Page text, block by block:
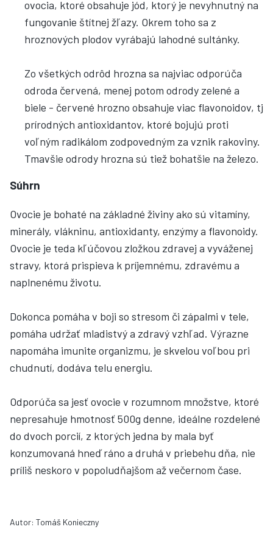
ovocia, ktoré obsahuje jód, ktorý je nevyhnutný na
fungovanie štítnej žľazy. Okrem toho sa z
hroznových plodov vyrábajú lahodné sultánky.
Zo všetkých odrôd hrozna sa najviac odporúča
odroda červená, menej potom odrody zelené a
biele - červené hrozno obsahuje viac flavonoidov, tj
prírodných antioxidantov, ktoré bojujú proti
voľným radikálom zodpovedným za vznik rakoviny.
Tmavšie odrody hrozna sú tiež bohatšie na železo.
Súhrn
Ovocie je bohaté na základné živiny ako sú vitamíny,
minerály, vlákninu, antioxidanty, enzýmy a flavonoidy.
Ovocie je teda kľúčovou zložkou zdravej a vyváženej
stravy, ktorá prispieva k príjemnému, zdravému a
naplnenému životu.
Dokonca pomáha v boji so stresom či zápalmi v tele,
pomáha udržať mladistvý a zdravý vzhľad. Výrazne
napomáha imunite organizmu, je skvelou voľbou pri
chudnutí, dodáva telu energiu.
Odporúča sa jesť ovocie v rozumnom množstve, ktoré
nepresahuje hmotnosť 500g denne, ideálne rozdelené
do dvoch porcií, z ktorých jedna by mala byť
konzumovaná hneď ráno a druhá v priebehu dňa, nie
príliš neskoro v popoludňajšom až večernom čase.
Autor: Tomáš Konieczny